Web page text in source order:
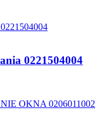
0221504004